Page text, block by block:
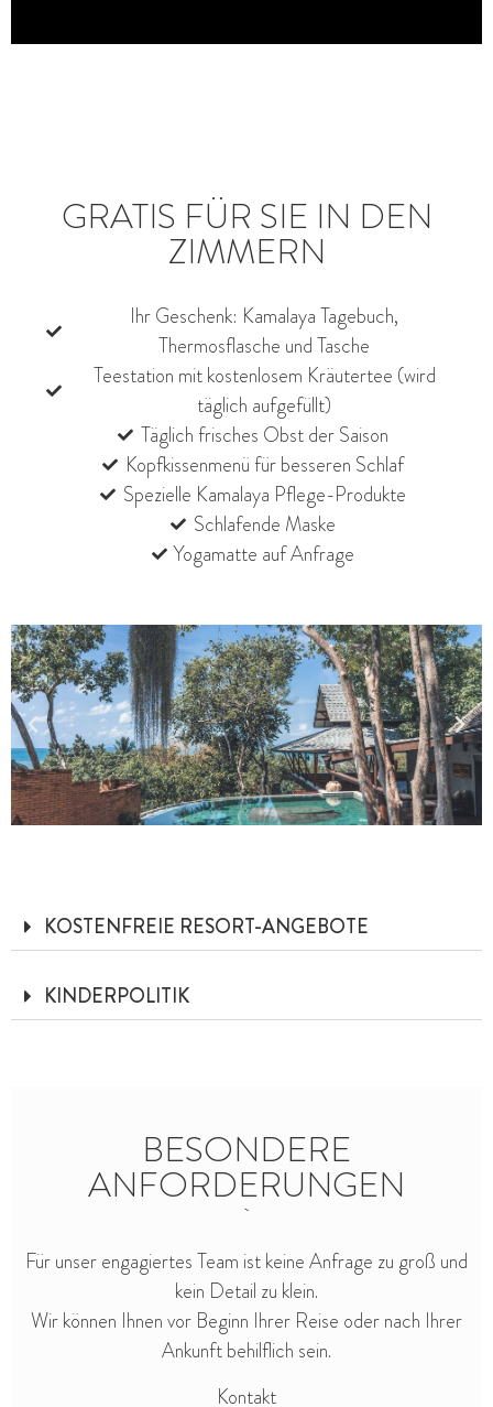
GRATIS FÜR SIE IN DEN
ZIMMERN
Ihr Geschenk: Kamalaya Tagebuch,
Thermosflasche und Tasche
Teestation mit kostenlosem Kräutertee (wird
täglich aufgefüllt)
Täglich frisches Obst der Saison
Kopfkissenmenü für besseren Schlaf
Spezielle Kamalaya Pflege-Produkte
Schlafende Maske
Yogamatte auf Anfrage
KOSTENFREIE RESORT-ANGEBOTE
KINDERPOLITIK
BESONDERE
ANFORDERUNGEN
Für unser engagiertes Team ist keine Anfrage zu groß und
kein Detail zu klein.
Wir können Ihnen vor Beginn Ihrer Reise oder nach Ihrer
Ankunft behilflich sein.
Kontakt